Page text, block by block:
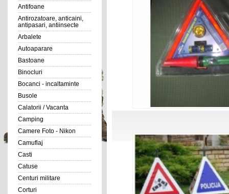
Antifoane
Antirozatoare, anticaini,
antipasari, antiinsecte
Arbalete
Autoaparare
Bastoane
Binocluri
Bocanci - incaltaminte
Busole
Calatorii / Vacanta
Camping
Camere Foto - Nikon
Camuflaj
Casti
Catuse
Centuri militare
Corturi